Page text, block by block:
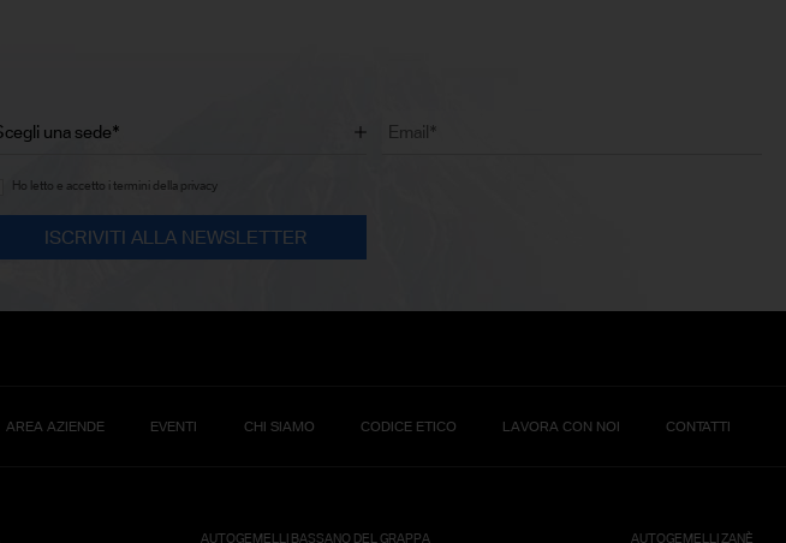
Ho letto e accetto i termini della privacy
AREA AZIENDE EVENTI CHI SIAMO CODICE ETICO LAVORA CON NOI CONTATTI
AUTOGEMELLI BASSANO DEL GRAPPA AUTOGEMELLI ZANÈ